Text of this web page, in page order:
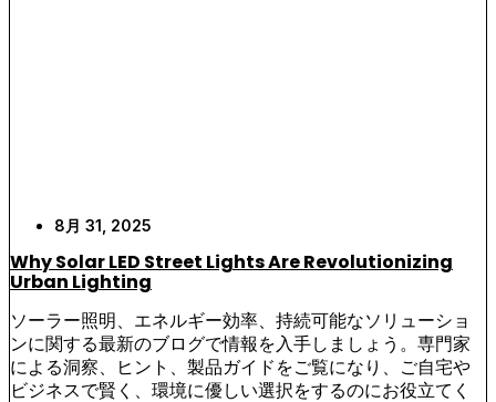
8月 31, 2025
Why Solar LED Street Lights Are Revolutionizing
Urban Lighting
ソーラー照明、エネルギー効率、持続可能なソリューショ
ンに関する最新のブログで情報を入手しましょう。専門家
による洞察、ヒント、製品ガイドをご覧になり、ご自宅や
ビジネスで賢く、環境に優しい選択をするのにお役立てく